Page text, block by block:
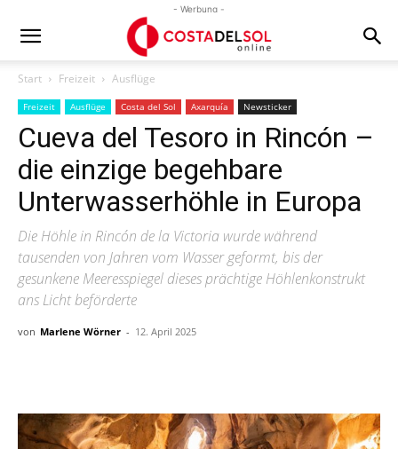
- Werbung -
Start Freizeit Ausflüge
Freizeit Ausflüge Costa del Sol Axarquía Newsticker
Cueva del Tesoro in Rincón –
die einzige begehbare
Unterwasserhöhle in Europa
Die Höhle in Rincón de la Victoria wurde während
tausenden von Jahren vom Wasser geformt, bis der
gesunkene Meeresspiegel dieses prächtige Höhlenkonstrukt
ans Licht beförderte
von Marlene Wörner - 12. April 2025